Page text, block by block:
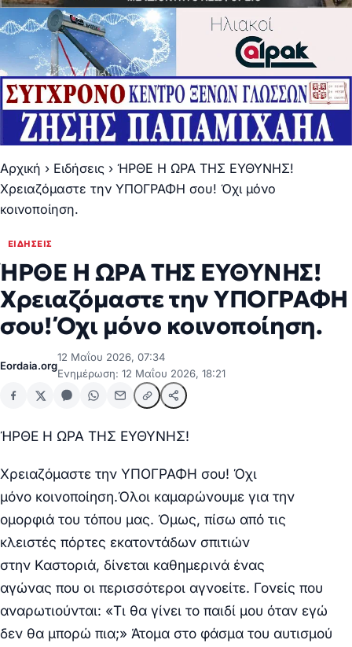
Αρχική › Ειδήσεις › ΉΡΘΕ Η ΩΡΑ ΤΗΣ ΕΥΘΥΝΗΣ!
Χρειαζόμαστε την ΥΠΟΓΡΑΦΗ σου! Όχι μόνο
κοινοποίηση.
ΕΙΔΉΣΕΙΣ
ΉΡΘΕ Η ΩΡΑ ΤΗΣ ΕΥΘΥΝΗΣ!
Χρειαζόμαστε την ΥΠΟΓΡΑΦΗ
σου! Όχι μόνο κοινοποίηση.
Eordaia.org
12 Μαΐου 2026, 07:34
Ενημέρωση: 12 Μαΐου 2026, 18:21
ΉΡΘΕ Η ΩΡΑ ΤΗΣ ΕΥΘΥΝΗΣ!
Χρειαζόμαστε την ΥΠΟΓΡΑΦΗ σου! Όχι
μόνο κοινοποίηση.Όλοι καμαρώνουμε για την
ομορφιά του τόπου μας. Όμως, πίσω από τις
κλειστές πόρτες εκατοντάδων σπιτιών
στην Καστοριά, δίνεται καθημερινά ένας
αγώνας που οι περισσότεροι αγνοείτε. Γονείς που
αναρωτιούνται: «Τι θα γίνει το παιδί μου όταν εγώ
δεν θα μπορώ πια;» Άτομα στο φάσμα του αυτισμού